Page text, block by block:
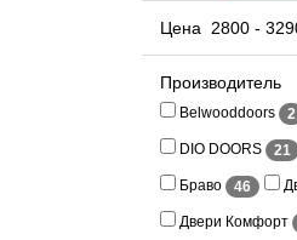
Цена 2800 -
Производитель
Belwooddoors 2
DIO DOORS 21
Браво 46
Двери Комфорт